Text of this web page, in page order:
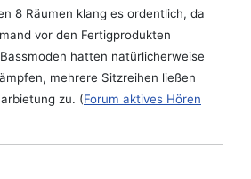
8 Räumen klang es ordentlich, da
vor den Fertigprodukten
hatten natürlicherweise
mehrere Sitzreihen ließen
zu. (Forum aktives Hören